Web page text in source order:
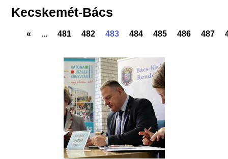
Kecskemét-Bács
« ... 481 482 483 484 485 486 487